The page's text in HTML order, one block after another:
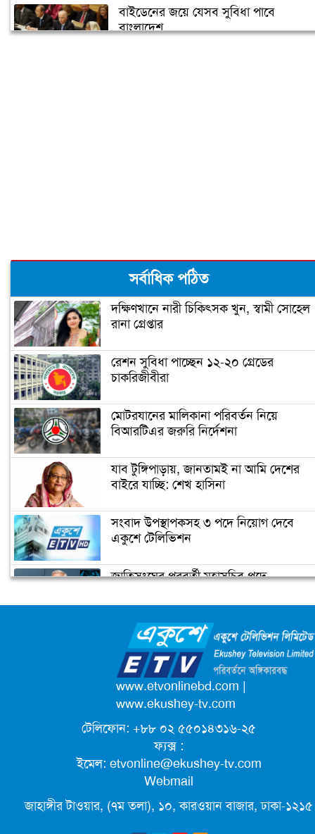
বাইডেনের জয়ে যেসব সুবিধা পাবে
বাংলাদেশ
মধ্যবিত্তদের জন্য তৈরি ফ্ল্যাটের দাম আকাশ
ছোঁয়া (ভিডিও)
প্রধানমন্ত্রী আজ উদ্বোধন করবেন গোলাম
শিশু নির্যাতন ধামাচাপা দিতে ভাস্কর্যবিরোধী
অবস্থান (ভিডিও)
উদযাপনে আমন্ত্রণ
ভিডিও দেখুন
জোরেশোরে চলছে এলিভেটেড
নির্মাণ কাজ
প্রধানমন্ত্রীর চাচী শেখ রাজিয়া নাসের আর
সর্বাধিক পঠিত
দক্ষিণখানে নারী চিকিৎসক খুন, স্বামী সোহেল
রানা গ্রেপ্তার
রেশন সুবিধা পাচ্ছেন ১২-২০ গ্রেডের
চাকরিজীবীরা
মোটরযানের মালিকানা পরিবর্তন নিয়ে
বিআরটিএর জরুরি নির্দেশনা
যাব টুঙ্গিপাড়ায়, জানতামই না আমি দেশের
বাইরে যাচ্ছি: শেখ হাসিনা
সংবাদ উপস্থাপকসহ ৩ পদে নিয়োগ দেবে
একুশে টেলিভিশন
জাতিসংঘের পরবর্তী মহাসচিব পদে
ক্যাম্পাস অ্যাম্বাসেডর নিয়োগ দিচ্ছে একুশে
টেলিভিশন
পদোন্নতি পেয়ে সচিব হলেন ২ কর্মকর্তা
লিগ্যাল এইডের মাধ্যমে সন্তান ফিরে পেল
সেই কিশোরী মা জুঁই
জেট ফুয়েলের দাম কমলো লিটারে ১৯ টাকা
www.etvonlinebd.com |
www.ekushey-tv.com
টেলিফোন: +৮৮ ০২ ৫৫০১৪৩১৬-২৫
ফ্যক্স :
ইমেল: etvonline@ekushey-tv.com
Webmail
জাহাঙ্গীর টাওয়ার, (৭ম তলা), ১০, কারওয়ান বাজার, ঢাকা-১২১৫